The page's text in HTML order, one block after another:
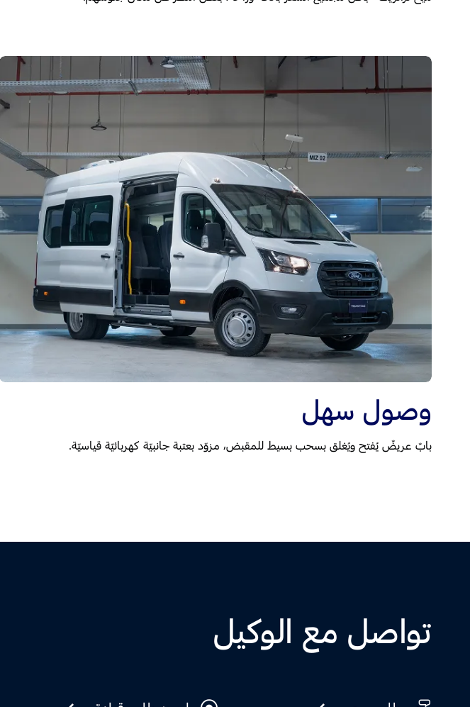
وصول سهل
بابٌ عريضٌ يُفتح ويُغلق بسحب بسيط للمقبض، مزوّد بعتبة جانبيّة كهربائيّة قياسيّة.
تواصل مع الوكيل